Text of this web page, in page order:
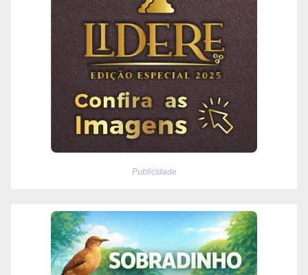
Publicidade